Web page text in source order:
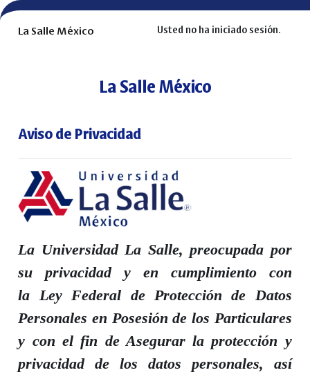
Saltar al contenido principal
La Salle México Usted no ha iniciado sesión.
La Salle México
Aviso de Privacidad
La Universidad La Salle, preocupada por
su privacidad y en cumplimiento con
la Ley Federal de Protección de Datos
Personales en Posesión de los Particulares
y con el fin de Asegurar la protección y
privacidad de los datos personales, así